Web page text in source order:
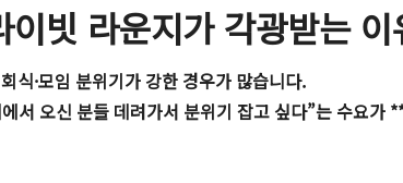
빗 라운지가 각광받는 이
식·모임 분위기가 강한 경우가 많습니다.
서 오신 분들 데려가서 분위기 잡고 싶다”는 수요가